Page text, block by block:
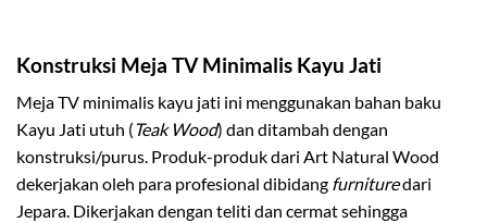
Konstruksi Meja TV Minimalis Kayu Jati
Meja TV minimalis kayu jati ini menggunakan bahan baku
Kayu Jati utuh (Teak Wood) dan ditambah dengan
konstruksi/purus. Produk-produk dari Art Natural Wood
dekerjakan oleh para profesional dibidang furnituredari
Jepara. Dikerjakan dengan teliti dan cermat sehingga